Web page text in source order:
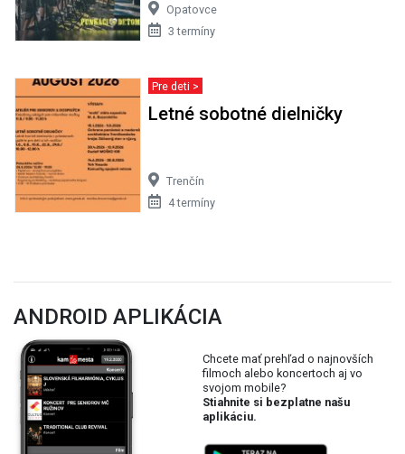
Opatovce
3 termíny
Pre deti >
Letné sobotné dielničky
Trenčín
4 termíny
ANDROID APLIKÁCIA
Chcete mať prehľad o najnovších
filmoch alebo koncertoch aj vo
svojom mobile?
Stiahnite si bezplatne našu
aplikáciu.